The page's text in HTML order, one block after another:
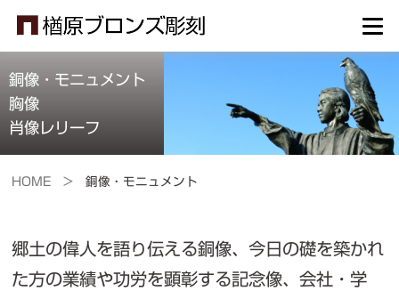
銅像・モニュメント
胸像
肖像レリーフ
HOME >銅像・モニュメント
郷土の偉人を語り伝える銅像、今日の礎を築かれ
た方の業績や功労を顕彰する記念像、会社・学